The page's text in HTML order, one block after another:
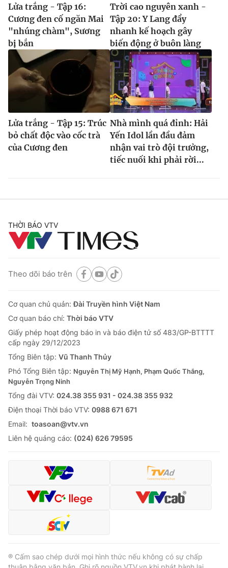
Lửa trắng - Tập 16:
Cương đen cố ngăn Mai
"nhúng chàm", Sương
bị bắn
Trời cao nguyên xanh -
Tập 20: Y Lang đẩy
nhanh kế hoạch gây
biến động ở buôn làng
Lửa trắng - Tập 15: Trúc
bỏ chất độc vào cốc trà
của Cương đen
Nhà mình quá đỉnh: Hải
Yến Idol lần đầu đảm
nhận vai trò đội trưởng,
tiếc nuối khi phải rời...
THỜI BÁO VTV
Theo dõi báo trên
Cơ quan chủ quản:Đài Truyền hình Việt Nam
Cơ quan báo chí: Thời báo VTV
Giấy phép hoạt động báo in và báo điện tử số 483/GP-BTTTT
cấp ngày 29/12/2023
Tổng Biên tập: Vũ Thanh Thủy
Phó Tổng Biên tập: Nguyễn Thị Mỹ Hạnh, Phạm Quốc Thắng,
Nguyễn Trọng Ninh
Tổng đài VTV: 024.38 355 931 - 024.38 355 932
Ðiện thoại Thời báo VTV: 0988 671 671
Email: toasoan@vtv.vn
Liên hệ quảng cáo: (024) 626 79595
® Cấm sao chép dưới mọi hình thức nếu không có sự chấp